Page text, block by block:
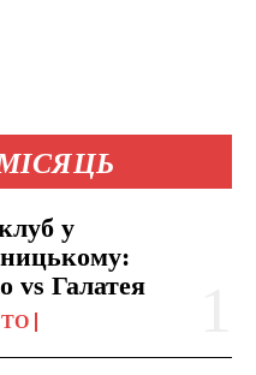
у
vs Галатея